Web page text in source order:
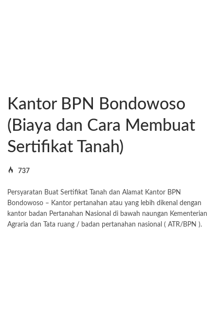
Kantor BPN Bondowoso
(Biaya dan Cara Membuat
Sertifikat Tanah)
737
Persyaratan Buat Sertifikat Tanah dan Alamat Kantor BPN
Bondowoso – Kantor pertanahan atau yang lebih dikenal dengan
kantor badan Pertanahan Nasional di bawah naungan Kementerian
Agraria dan Tata ruang / badan pertanahan nasional ( ATR/BPN ).